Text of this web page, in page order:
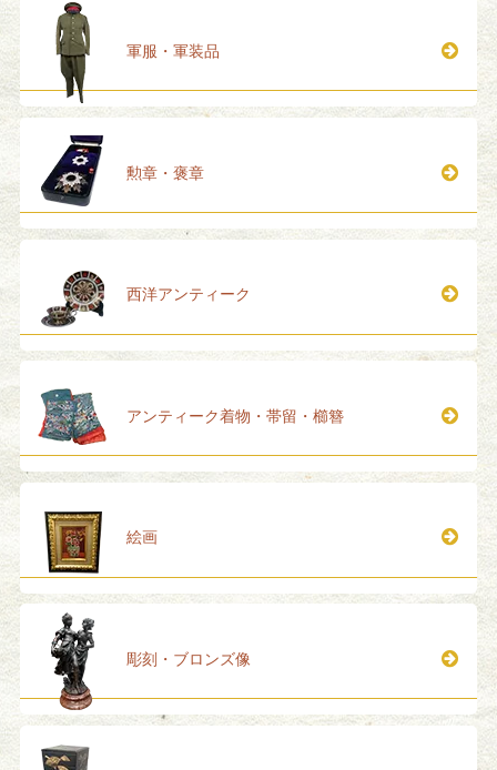
軍服・軍装品
勲章・褒章
西洋アンティーク
アンティーク着物・帯留・櫛簪
絵画
彫刻・ブロンズ像